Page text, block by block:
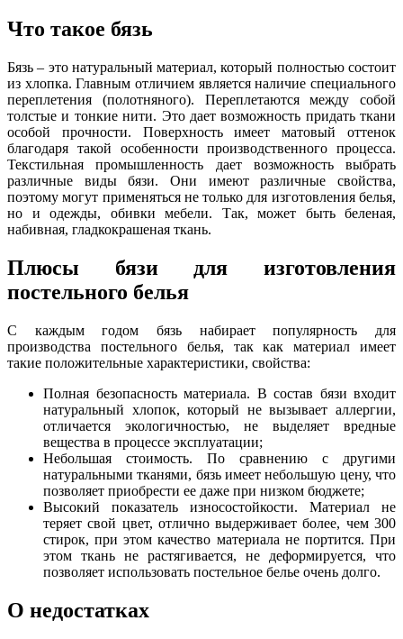
Что такое бязь
Бязь – это натуральный материал, который полностью состоит
из хлопка. Главным отличием является наличие специального
переплетения (полотняного). Переплетаются между собой
толстые и тонкие нити. Это дает возможность придать ткани
особой прочности. Поверхность имеет матовый оттенок
благодаря такой особенности производственного процесса.
Текстильная промышленность дает возможность выбрать
различные виды бязи. Они имеют различные свойства,
поэтому могут применяться не только для изготовления белья,
но и одежды, обивки мебели. Так, может быть беленая,
набивная, гладкокрашеная ткань.
Плюсы бязи для изготовления
постельного белья
С каждым годом бязь набирает популярность для
производства постельного белья, так как материал имеет
такие положительные характеристики, свойства:
Полная безопасность материала. В состав бязи входит
натуральный хлопок, который не вызывает аллергии,
отличается экологичностью, не выделяет вредные
вещества в процессе эксплуатации;
Небольшая стоимость. По сравнению с другими
натуральными тканями, бязь имеет небольшую цену, что
позволяет приобрести ее даже при низком бюджете;
Высокий показатель износостойкости. Материал не
теряет свой цвет, отлично выдерживает более, чем 300
стирок, при этом качество материала не портится. При
этом ткань не растягивается, не деформируется, что
позволяет использовать постельное белье очень долго.
О недостатках